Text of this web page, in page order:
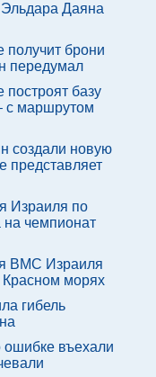
Даяна
получит брони
передумал
построят базу
с маршрутом
создали новую
представляет
Израиля по
чемпионат
ВМС Израиля
морях
гибель
ошибке въехали